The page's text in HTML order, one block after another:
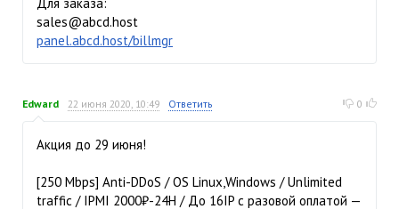
Для заказа:
sales@abcd.host
panel.abcd.host/billmgr
Edward 22 июня 2020, 10:49 0
Ответить
Акция до 29 июня!
[250 Mbps] Anti-DDoS / OS Linux,Windows / Unlimited
traffic / IPMI 2000₽-24H / До 16IP с разовой оплатой —